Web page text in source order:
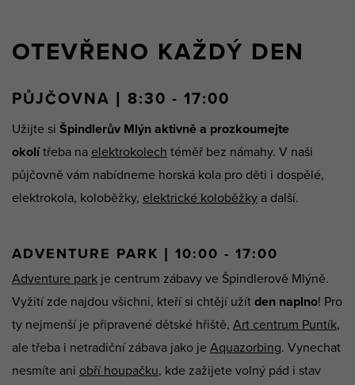
OTEVŘENO KAŽDÝ DEN
PŮJČOVNA | 8:30 - 17:00
Užijte si Špindlerův Mlýn aktivně a prozkoumejte
okolítřeba na elektrokolech téměř bez námahy. V naši
půjčovně vám nabídneme horská kola pro děti i dospělé,
elektrokola, koloběžky, elektrické koloběžky a další.
ADVENTURE PARK | 10:00 - 17:00
Adventure park je centrum zábavy ve Špindlerově Mlýně.
Vyžití zde najdou všichni, kteří si chtějí užít den naplno! Pro
ty nejmenší je připravené dětské hřiště, Art centrum Puntík,
ale třeba i netradiční zábava jako je Aquazorbing. Vynechat
nesmíte ani obří houpačku, kde zažijete volný pád i stav